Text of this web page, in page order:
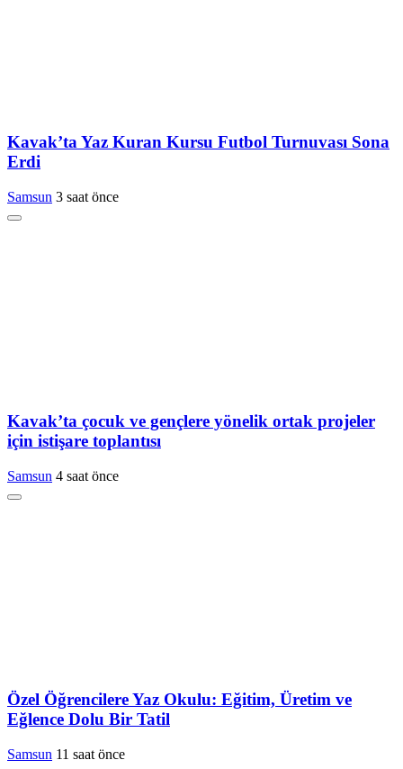
Kavak’ta Yaz Kuran Kursu Futbol Turnuvası Sona
Erdi
Samsun 3 saat önce
Kavak’ta çocuk ve gençlere yönelik ortak projeler
için istişare toplantısı
Samsun 4 saat önce
Özel Öğrencilere Yaz Okulu: Eğitim, Üretim ve
Eğlence Dolu Bir Tatil
Samsun 11 saat önce